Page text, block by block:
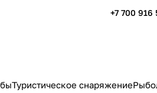
+7 700 916
Туристическое снаряжение